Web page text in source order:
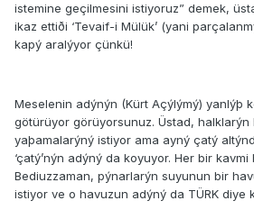
istemine geçilmesini istiyoruz” demek,
ikaz ettiði ‘Tevaif-i Mülük’ (yani
kapý aralýyor çünkü!
Meselenin adýnýn (Kürt Açýlýmý) yanlýþ
götürüyor görüyorsunuz. Üstad, halklarýn
yaþamalarýný istiyor ama ayný çatý
‘çatý’nýn adýný da koyuyor. Her bir
Bediuzzaman, pýnarlarýn suyunun bir
istiyor ve o havuzun adýný da TÜRK diye